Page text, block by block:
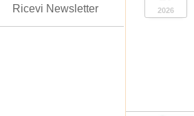
2026
Ricevi Newsletter